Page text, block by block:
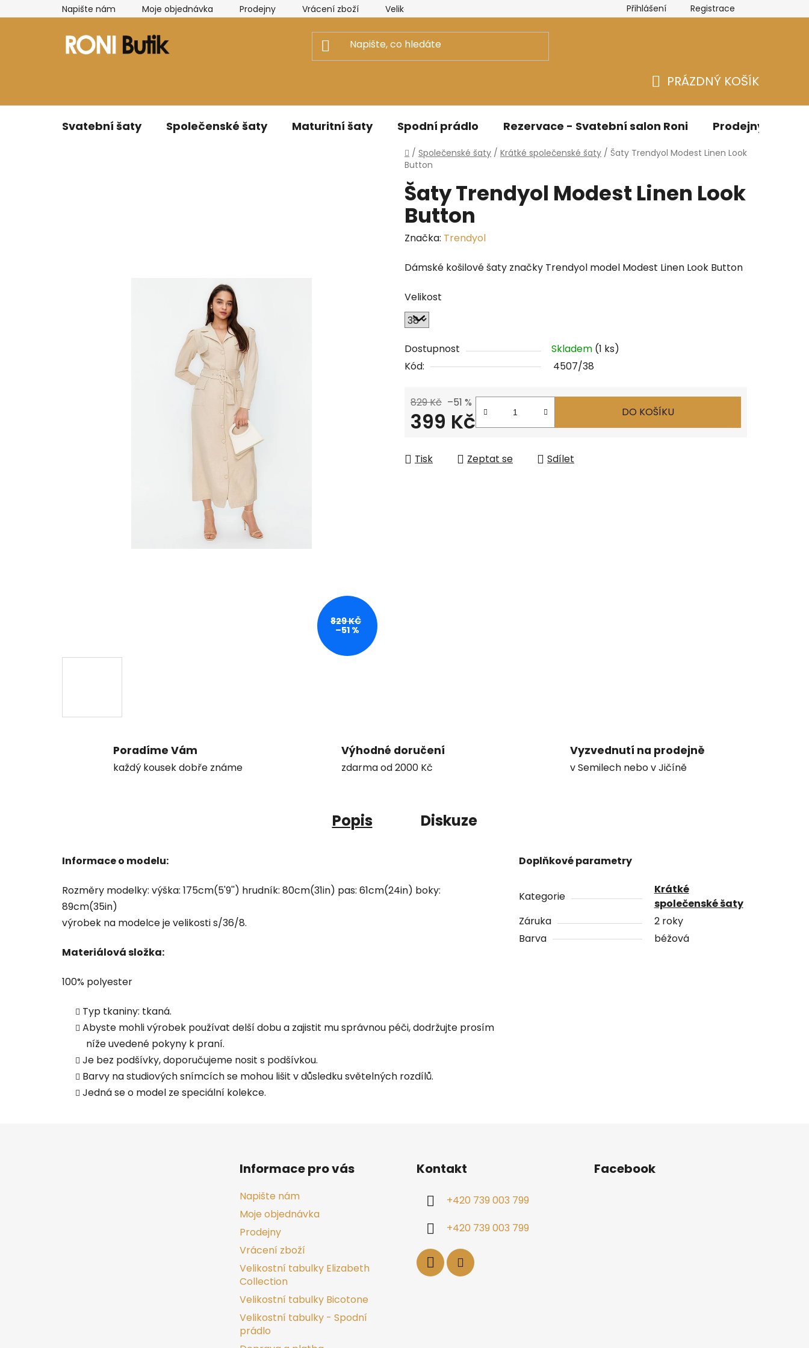
na
Napište nám Moje objednávka Prodejny Vrácení zboží Velikostní tabulky Elizabeth Collection Velikostní tabulky Bicotone Velikostní tabulky -
Přihlášení Registrace
KOŠÍK
PRÁZDNÝ KOŠÍK
Svatební šaty Společenské šaty Maturitní šaty Spodní prádlo Rezervace - Svatební salon Roni Prodejny
Domů
/ Společenské šaty / Krátké společenské šaty / Šaty Trendyol Modest Linen Look
Button
Šaty Trendyol Modest Linen Look
Button
Značka: Trendyol
Dámské košilové šaty značky Trendyol model Modest Linen Look Button
Velikost
Dostupnost Skladem (1 ks)
Kód:
4507/38
829 Kč –51 %
399 Kč DO KOŠÍKU
Tisk Zeptat se Sdílet
829 KČ
–51 %
Poradíme Vám
každý kousek dobře známe
Výhodné doručení
zdarma od 2000 Kč
Vyzvednutí na prodejně
v Semilech nebo v Jičíně
Popis Diskuze
Informace o modelu:
Rozměry modelky: výška: 175cm(5'9'') hrudník: 80cm(31in) pas: 61cm(24in) boky:
89cm(35in)
výrobek na modelce je velikosti s/36/8.
Materiálová složka:
100% polyester
Typ tkaniny: tkaná.
Abyste mohli výrobek používat delší dobu a zajistit mu správnou péči, dodržujte prosím
níže uvedené pokyny k praní.
Je bez podšívky, doporučujeme nosit s podšívkou.
Barvy na studiových snímcích se mohou lišit v důsledku světelných rozdílů.
Jedná se o model ze speciální kolekce.
Doplňkové parametry
Kategorie
Krátké
společenské šaty
Záruka
2 roky
Barva
béžová
Informace pro vás
Napište nám
Moje objednávka
Prodejny
Vrácení zboží
Velikostní tabulky Elizabeth
Collection
Velikostní tabulky Bicotone
Velikostní tabulky - Spodní
prádlo
Kontakt
+420 739 003 799
+420 739 003 799
Facebook